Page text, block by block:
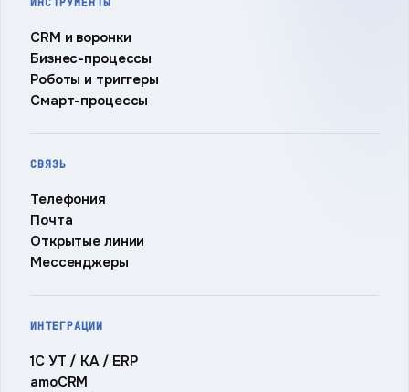
CRM и воронки
Бизнес-процессы
Роботы и триггеры
Смарт-процессы
СВЯЗЬ
Телефония
Почта
Открытые линии
Мессенджеры
ИНТЕГРАЦИИ
1С УТ / КА / ERP
amoCRM